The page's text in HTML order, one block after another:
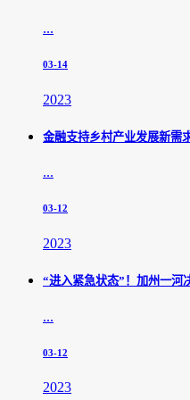
...
03-14
2023
金融支持乡村产业发展新
...
03-12
2023
“进入紧急状态”！加州一河
...
03-12
2023